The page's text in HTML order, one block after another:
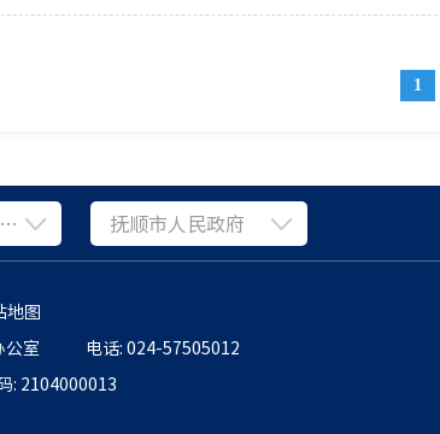
1
中华人民共和国交通运输部 抚顺市人民政府
地图
公室
电话: 024-57505012
: 2104000013